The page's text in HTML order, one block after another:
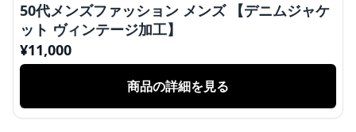
50代メンズファッション メンズ 【デニムジャケ
ット ヴィンテージ加工】
¥11,000
商品の詳細を見る